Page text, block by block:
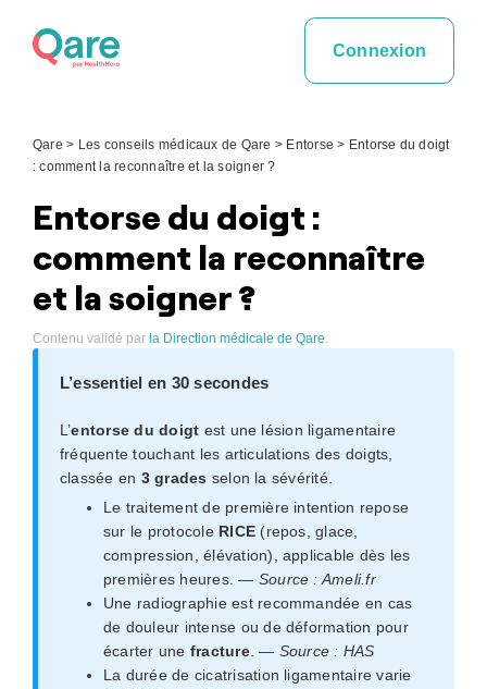
Connexion
Qare > Les conseils médicaux de Qare > Entorse > Entorse du doigt
: comment la reconnaître et la soigner ?
Entorse du doigt :
comment la reconnaître
et la soigner ?
Contenu validé par la Direction médicale de Qare.
L’essentiel en 30 secondes
L’entorse du doigt est une lésion ligamentaire
fréquente touchant les articulations des doigts,
classée en 3 grades selon la sévérité.
Le traitement de première intention repose
sur le protocole RICE (repos, glace,
compression, élévation), applicable dès les
premières heures. — Source : Ameli.fr
Une radiographie est recommandée en cas
de douleur intense ou de déformation pour
écarter une fracture. — Source : HAS
La durée de cicatrisation ligamentaire varie